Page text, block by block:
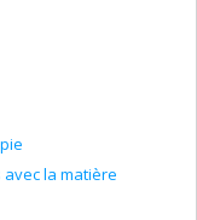
la matière